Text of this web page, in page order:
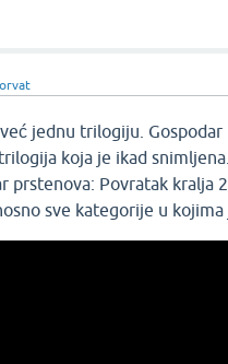
jednu trilogiju. Gospodar
koja je ikad
prstenova: Povratak kralja
sve kategorije u kojima